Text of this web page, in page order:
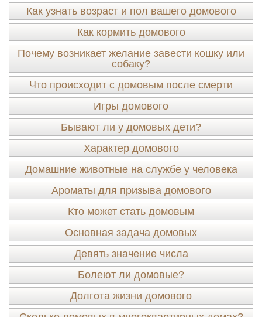
Как узнать возраст и пол вашего домового
Как кормить домового
Почему возникает желание завести кошку или
собаку?
Что происходит с домовым после смерти
Игры домового
Бывают ли у домовых дети?
Характер домового
Домашние животные на службе у человека
Ароматы для призыва домового
Кто может стать домовым
Основная задача домовых
Девять значение числа
Болеют ли домовые?
Долгота жизни домового